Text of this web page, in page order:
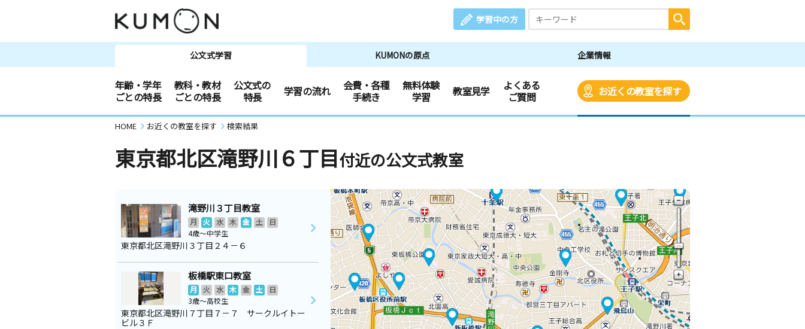
学習中の方
公文式学習 KUMONの原点 企業情報
年齢・学年
ごとの特長
教科・教材
ごとの特長
公文式の
特長
学習の流れ
会費・各種
手続き
無料体験
学習
教室見学
よくある
ご質問
お近くの教室を探す
HOME お近くの教室を探す 検索結果
東京都北区滝野川６丁目付近の公文式教室
滝野川３丁目教室
月 火 水 木 金 土
日
4歳～中学生
東京都北区滝野川３丁目２４－６
板橋駅東口教室
月 火 水 木 金 土
日
3歳～高校生
東京都北区滝野川７丁目７－７ サークルイトー
ビル３Ｆ